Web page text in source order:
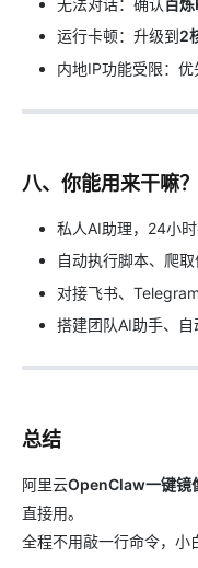
无法对话：确认 百
运行卡顿：升级到 2
内地IP功能受限：优
八、你能用来干嘛？
私人AI助理，24小
自动执行脚本、爬取
对接飞书、
搭建团队AI助手、
总结
阿里云OpenClaw一键镜
直接用。
全程不用敲一行命令，小